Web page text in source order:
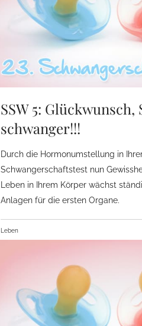
SSW 5: Glückwunsch,
schwanger!!!
Durch die Hormonumstellung in
Schwangerschaftstest nun
Leben in Ihrem Körper wächst
Anlagen für die ersten Organe.
Leben